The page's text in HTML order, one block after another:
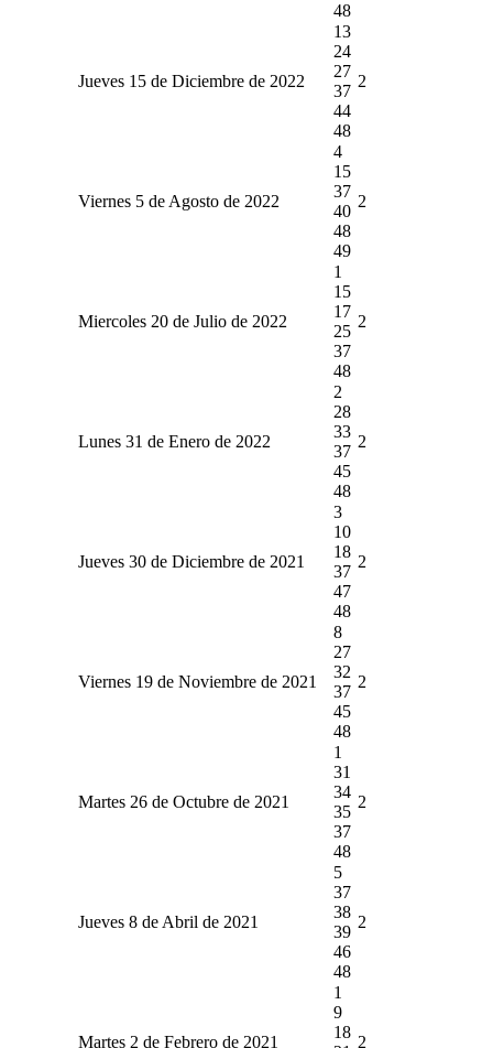
48
Jueves 15 de Diciembre de 2022
13
24
27
37
44
48
2
Viernes 5 de Agosto de 2022
4
15
37
40
48
49
2
Miercoles 20 de Julio de 2022
1
15
17
25
37
48
2
Lunes 31 de Enero de 2022
2
28
33
37
45
48
2
Jueves 30 de Diciembre de 2021
3
10
18
37
47
48
2
Viernes 19 de Noviembre de 2021
8
27
32
37
45
48
2
Martes 26 de Octubre de 2021
1
31
34
35
37
48
2
Jueves 8 de Abril de 2021
5
37
38
39
46
48
2
Martes 2 de Febrero de 2021
1
9
18
2